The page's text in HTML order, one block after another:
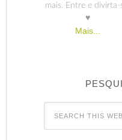
mais. Entre e divirta-
♥
Mais...